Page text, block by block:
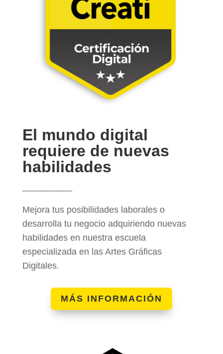
El mundo digital
requiere de nuevas
habilidades
Mejora tus posibilidades laborales o
desarrolla tu negocio adquiriendo nuevas
habilidades en nuestra escuela
especializada en las Artes Gráficas
Digitales.
MÁS INFORMACIÓN